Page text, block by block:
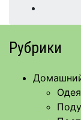
Рубрики